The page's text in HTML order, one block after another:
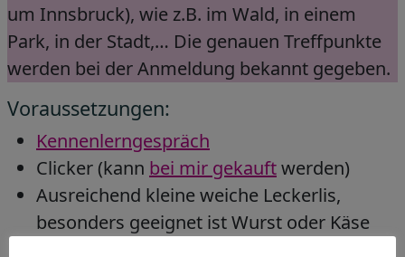
um Innsbruck), wie z.B. im Wald, in einem
Park, in der Stadt,… Die genauen Treffpunkte
werden bei der Anmeldung bekannt gegeben.
Voraussetzungen:
Kennenlerngespräch
Clicker (kann bei mir gekauftwerden)
Ausreichend kleine weiche Leckerlis,
besonders geeignet ist Wurst oder Käse